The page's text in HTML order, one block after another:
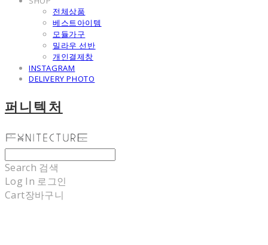
전체상품
베스트아이템
모듈가구
밀라우 선반
개인결제창
INSTAGRAM
DELIVERY PHOTO
퍼니텍처
Search 검색
Log In 로그인
Cart장바구니